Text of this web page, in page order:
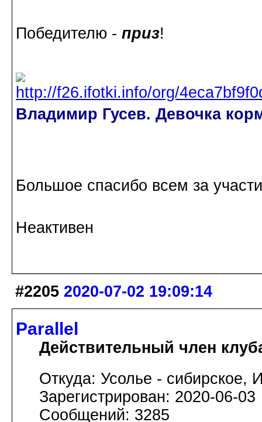
Победителю - приз!
Владимир Гусев. Девочка
Большое спасибо всем за
Неактивен
#2205 2020-07-02 19:09:14
Parallel
Действительный член
Откуда: Усолье - сибирское,
Зарегистрирован: 2020-06-03
Сообщений: 3285